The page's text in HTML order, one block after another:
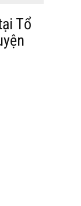
Tổ